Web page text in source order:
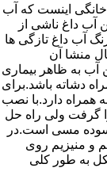
خانگی اینست که آب
آب داغ ناشی از
آب داغ تازگی ها
منشا آن
آب به ظاهر بیماری
دشاته باشد.برای
دارد.با نصب
گرفت ولی راه حل
مسی است.در
و منیزیم روی
به طور کلی